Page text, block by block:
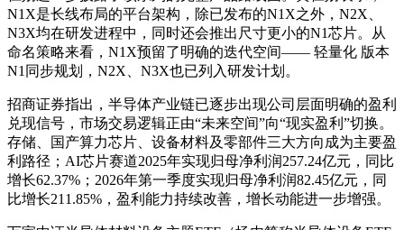
N1X是长线布局的平台架构，除已发布的N1X之外，N2X、
N3X均在研发进程中，同时还会推出尺寸更小的N1芯片。从
命名策略来看，N1X预留了明确的迭代空间—— 轻量化 版本
N1同步规划，N2X、N3X也已列入研发计划。
招商证券指出，半导体产业链已逐步出现公司层面明确的盈利
兑现信号，市场交易逻辑正由“未来空间”向“现实盈利”切换。
存储、国产算力芯片、设备材料及零部件三大方向成为主要盈
利路径；AI芯片赛道2025年实现归母净利润257.24亿元，同比
增长62.37%；2026年第一季度实现归母净利润82.45亿元，同
比增长211.85%，盈利能力持续改善，增长动能进一步增强。